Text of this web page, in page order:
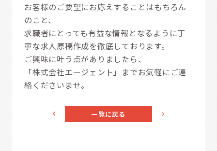
お客様のご要望にお応えすることはもちろん
のこと、
求職者にとっても有益な情報となるように丁
寧な求人原稿作成を徹底しております。
ご興味に叶う点がありましたら、
「株式会社エージェント」までお気軽にご連
絡くださいませ。
一覧に戻る